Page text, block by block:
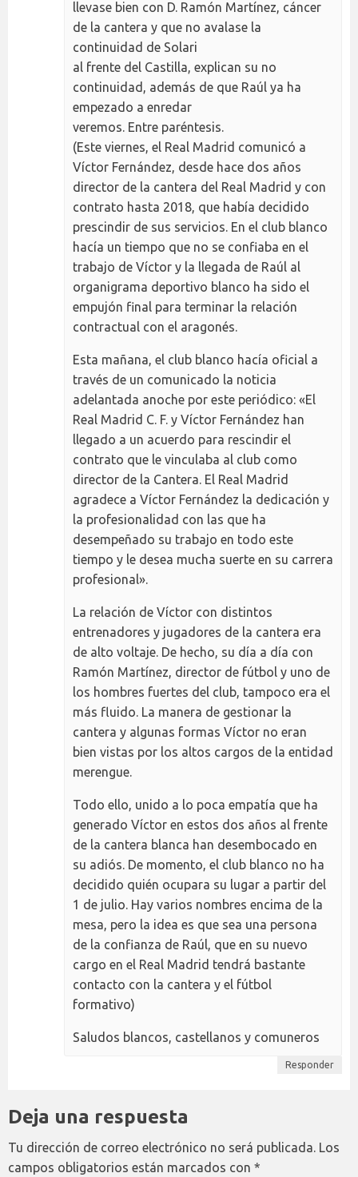
llevase bien con D. Ramón Martínez, cáncer
de la cantera y que no avalase la
continuidad de Solari
al frente del Castilla, explican su no
continuidad, además de que Raúl ya ha
empezado a enredar
veremos. Entre paréntesis.
(Este viernes, el Real Madrid comunicó a
Víctor Fernández, desde hace dos años
director de la cantera del Real Madrid y con
contrato hasta 2018, que había decidido
prescindir de sus servicios. En el club blanco
hacía un tiempo que no se confiaba en el
trabajo de Víctor y la llegada de Raúl al
organigrama deportivo blanco ha sido el
empujón final para terminar la relación
contractual con el aragonés.
Esta mañana, el club blanco hacía oficial a
través de un comunicado la noticia
adelantada anoche por este periódico: «El
Real Madrid C. F. y Víctor Fernández han
llegado a un acuerdo para rescindir el
contrato que le vinculaba al club como
director de la Cantera. El Real Madrid
agradece a Víctor Fernández la dedicación y
la profesionalidad con las que ha
desempeñado su trabajo en todo este
tiempo y le desea mucha suerte en su carrera
profesional».
La relación de Víctor con distintos
entrenadores y jugadores de la cantera era
de alto voltaje. De hecho, su día a día con
Ramón Martínez, director de fútbol y uno de
los hombres fuertes del club, tampoco era el
más fluido. La manera de gestionar la
cantera y algunas formas Víctor no eran
bien vistas por los altos cargos de la entidad
merengue.
Todo ello, unido a lo poca empatía que ha
generado Víctor en estos dos años al frente
de la cantera blanca han desembocado en
su adiós. De momento, el club blanco no ha
decidido quién ocupara su lugar a partir del
1 de julio. Hay varios nombres encima de la
mesa, pero la idea es que sea una persona
de la confianza de Raúl, que en su nuevo
cargo en el Real Madrid tendrá bastante
contacto con la cantera y el fútbol
formativo)
Saludos blancos, castellanos y comuneros
Responder
Deja una respuesta
Tu dirección de correo electrónico no será publicada. Los
campos obligatorios están marcados con *